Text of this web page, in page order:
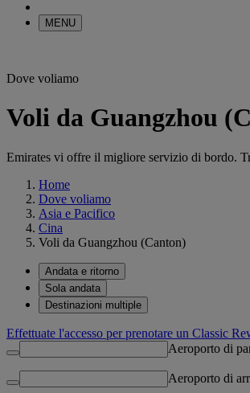
MENU
Dove voliamo
Voli da Guangzhou
Emirates vi offre il migliore servizio di bordo.
Home
Dove voliamo
Asia e Pacifico
Cina
Voli da Guangzhou (Canton)
Andata e ritorno
Sola andata
Destinazioni multiple
Effettuate l'accesso per prenotare un Classic
Aeroporto di
Aeroporto di